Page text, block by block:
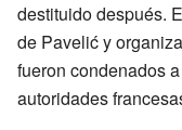
destituido después.
de Pavelić y
fueron condenados
autoridades